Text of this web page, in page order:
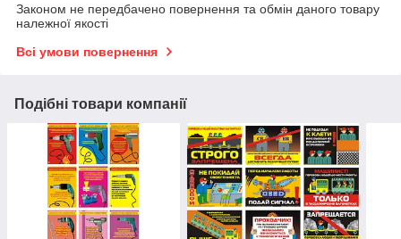
Законом не передбачено повернення та обмін даного товару
належної якості
Всі умови повернення
Подібні товари компанії